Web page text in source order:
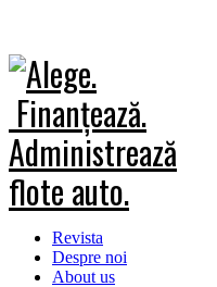
Revista
Despre noi
About us